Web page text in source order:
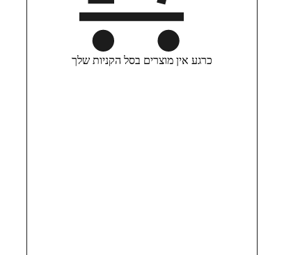
כרגע אין מוצרים בסל הקניות שלך